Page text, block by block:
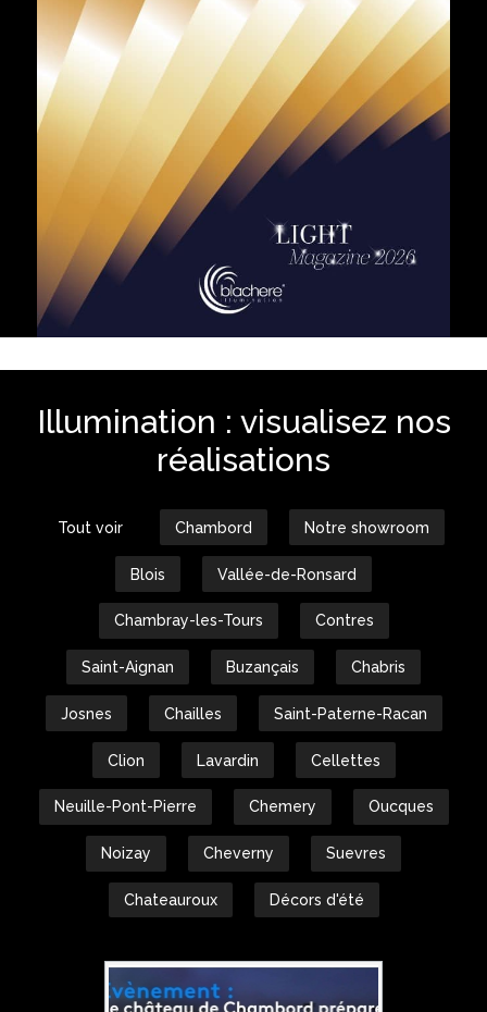
Illumination : visualisez nos
réalisations
Tout voir Chambord Notre showroom
Blois Vallée-de-Ronsard
Chambray-les-Tours Contres
Saint-Aignan Buzançais Chabris
Josnes Chailles Saint-Paterne-Racan
Clion Lavardin Cellettes
Neuille-Pont-Pierre Chemery Oucques
Noizay Cheverny Suevres
Chateauroux Décors d'été